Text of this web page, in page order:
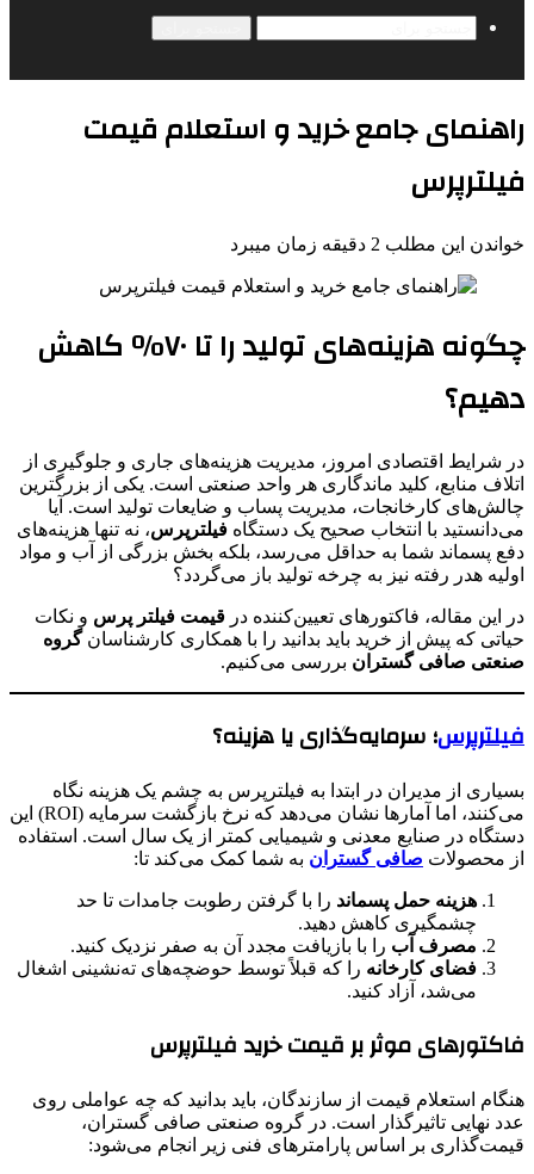
راهنمای جامع خرید و استعلام قیمت
فیلترپرس
خواندن این مطلب 2 دقیقه زمان میبرد
چگونه هزینه‌های تولید را تا ۷۰٪ کاهش
دهیم؟
در شرایط اقتصادی امروز، مدیریت هزینه‌های جاری و جلوگیری از
اتلاف منابع، کلید ماندگاری هر واحد صنعتی است. یکی از بزرگترین
چالش‌های کارخانجات، مدیریت پساب و ضایعات تولید است. آیا
می‌دانستید با انتخاب صحیح یک دستگاه فیلترپرس، نه تنها هزینه‌های
دفع پسماند شما به حداقل می‌رسد، بلکه بخش بزرگی از آب و مواد
اولیه هدر رفته نیز به چرخه تولید باز می‌گردد؟
در این مقاله، فاکتورهای تعیین‌کننده در قیمت فیلتر پرس و نکات
حیاتی که پیش از خرید باید بدانید را با همکاری کارشناسانگروه
صنعتی صافی گستران بررسی می‌کنیم.
فیلترپرس؛ سرمایه‌گذاری یا هزینه؟
بسیاری از مدیران در ابتدا به فیلترپرس به چشم یک هزینه نگاه
می‌کنند، اما آمارها نشان می‌دهد که نرخ بازگشت سرمایه (ROI) این
دستگاه در صنایع معدنی و شیمیایی کمتر از یک سال است. استفاده
از محصولات صافی گستران به شما کمک می‌کند تا:
هزینه حمل پسماند را با گرفتن رطوبت جامدات تا حد
چشمگیری کاهش دهید.
مصرف آب را با بازیافت مجدد آن به صفر نزدیک کنید.
فضای کارخانه را که قبلاً توسط حوضچه‌های ته‌نشینی اشغال
می‌شد، آزاد کنید.
فاکتورهای موثر بر قیمت خرید فیلترپرس
هنگام استعلام قیمت از سازندگان، باید بدانید که چه عواملی روی
عدد نهایی تاثیرگذار است. در گروه صنعتی صافی گستران،
قیمت‌گذاری بر اساس پارامترهای فنی زیر انجام می‌شود: